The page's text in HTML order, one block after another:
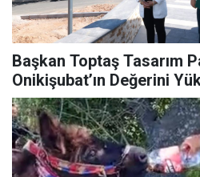
Başkan Toptaş Tasarım
Onikişubat’ın Değerini